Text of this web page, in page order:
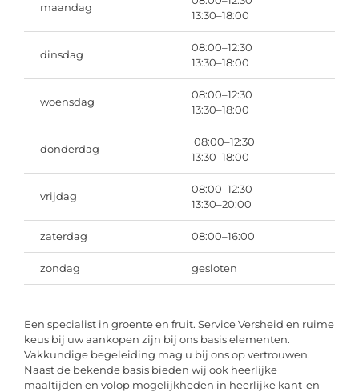
maandag
13:30–18:00
dinsdag
08:00–12:30
13:30–18:00
woensdag
08:00–12:30
13:30–18:00
donderdag
08:00–12:30
13:30–18:00
vrijdag
08:00–12:30
13:30–20:00
zaterdag 08:00–16:00
zondag gesloten
Een specialist in groente en fruit. Service Versheid en ruime
keus bij uw aankopen zijn bij ons basis elementen.
Vakkundige begeleiding mag u bij ons op vertrouwen.
Naast de bekende basis bieden wij ook heerlijke
maaltijden en volop mogelijkheden in heerlijke kant-en-